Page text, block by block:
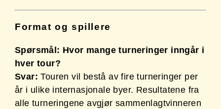
Format og spillere
Spørsmål: Hvor mange turneringer inngår i
hver tour?
Svar: Touren vil bestå av fire turneringer per
år i ulike internasjonale byer. Resultatene fra
alle turneringene avgjør sammenlagtvinneren